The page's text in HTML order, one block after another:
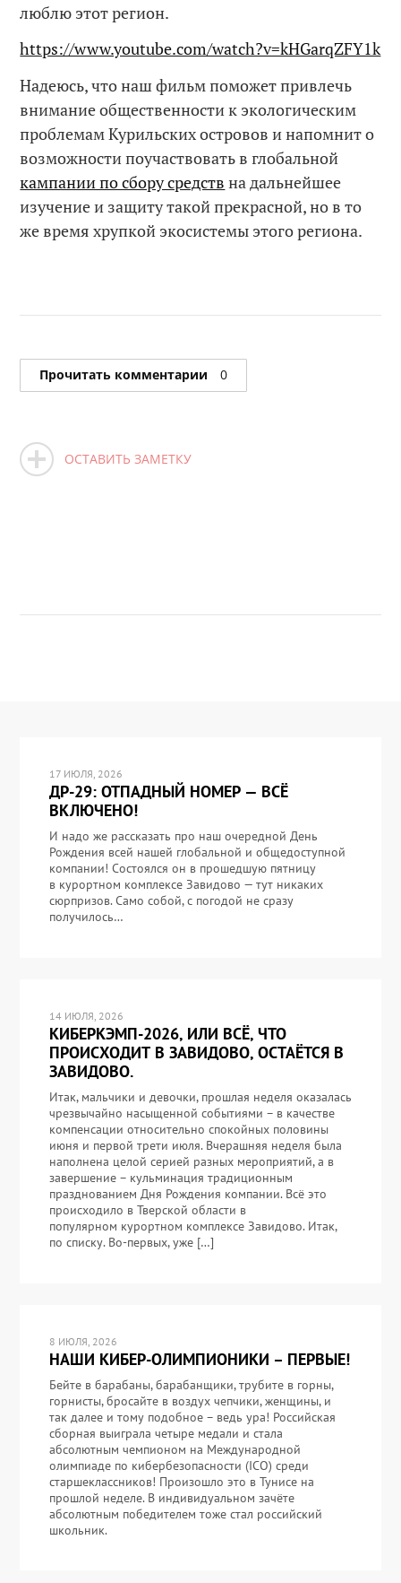
люблю этот регион.
https://www.youtube.com/watch?v=kHGarqZFY1k
Надеюсь, что наш фильм поможет привлечь
внимание общественности к экологическим
проблемам Курильских островов и напомнит о
возможности поучаствовать в глобальной
кампании по сбору средств на дальнейшее
изучение и защиту такой прекрасной, но в то
же время хрупкой экосистемы этого региона.
Прочитать комментарии 0
ОСТАВИТЬ ЗАМЕТКУ
17 ИЮЛЯ, 2026
ДР-29: ОТПАДНЫЙ НОМЕР — ВСЁ
ВКЛЮЧЕНО!
И надо же рассказать про наш очередной День
Рождения всей нашей глобальной и общедоступной
компании! Состоялся он в прошедшую пятницу
в курортном комплексе Завидово — тут никаких
сюрпризов. Само собой, с погодой не сразу
получилось…
14 ИЮЛЯ, 2026
КИБЕРКЭМП-2026, ИЛИ ВСЁ, ЧТО
ПРОИСХОДИТ В ЗАВИДОВО, ОСТАЁТСЯ В
ЗАВИДОВО.
Итак, мальчики и девочки, прошлая неделя оказалась
чрезвычайно насыщенной событиями – в качестве
компенсации относительно спокойных половины
июня и первой трети июля. Вчерашняя неделя была
наполнена целой серией разных мероприятий, а в
завершение – кульминация традиционным
празднованием Дня Рождения компании. Всё это
происходило в Тверской области в
популярном курортном комплексе Завидово. Итак,
по списку. Во-первых, уже […]
8 ИЮЛЯ, 2026
НАШИ КИБЕР-ОЛИМПИОНИКИ – ПЕРВЫЕ!
Бейте в барабаны, барабанщики, трубите в горны,
горнисты, бросайте в воздух чепчики, женщины, и
так далее и тому подобное – ведь ура! Российская
сборная выиграла четыре медали и стала
абсолютным чемпионом на Международной
олимпиаде по кибербезопасности (ICO) среди
старшеклассников! Произошло это в Тунисе на
прошлой неделе. В индивидуальном зачёте
абсолютным победителем тоже стал российский
школьник.